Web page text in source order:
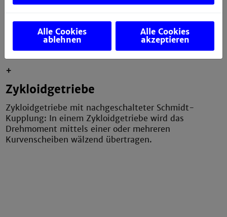
+
Zykloidgetriebe
Zykloidgetriebe mit nachgeschalteter Schmidt-
Kupplung: In einem Zykloidgetriebe wird das
Drehmoment mittels einer oder mehreren
Kurvenscheiben wälzend übertragen.
Alle Cookies
ablehnen
Alle Cookies
akzeptieren